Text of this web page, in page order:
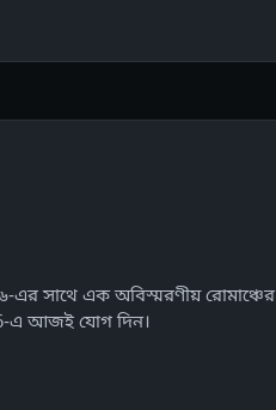
এর সাথে এক অবিস্মরণীয় রোমাঞ্চের
এ আজই যোগ দিন।